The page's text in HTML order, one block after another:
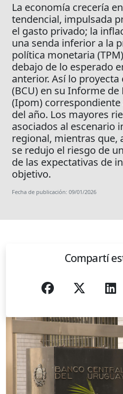
La economía crecería
tendencial, impulsada
el gasto privado; la
una senda inferior a la
política monetaria
debajo de lo esperado
anterior. Así lo proyecta
(BCU) en su Informe
(Ipom)
del año. Los mayores
asociados al escenario
regional, mientras que,
se redujo el riesgo de
de las expectativas de
objetivo.
Fecha de publicación: 09/01/2026
Compartí